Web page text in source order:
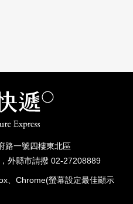
路一號四樓東北區
外縣市請撥 02-27208889
、Chrome(螢幕設定最佳顯示